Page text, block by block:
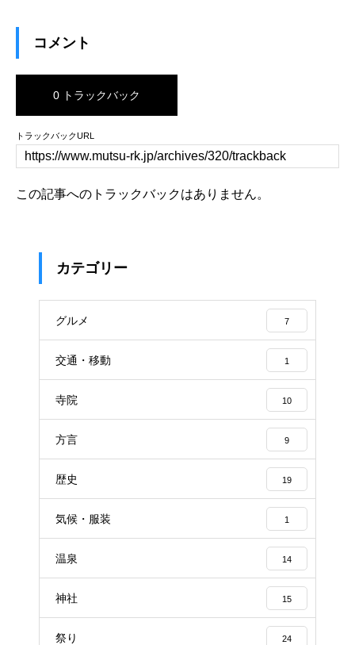
コメント
0 トラックバック
トラックバックURL
この記事へのトラックバックはありません。
カテゴリー
グルメ 7
交通・移動 1
寺院 10
方言 9
歴史 19
気候・服装 1
温泉 14
神社 15
祭り 24